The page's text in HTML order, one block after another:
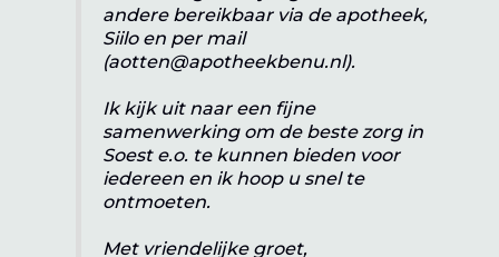
andere bereikbaar via de apotheek,
Siilo en per mail
(aotten@apotheekbenu.nl).
Ik kijk uit naar een fijne
samenwerking om de beste zorg in
Soest e.o. te kunnen bieden voor
iedereen en ik hoop u snel te
ontmoeten.
Met vriendelijke groet,